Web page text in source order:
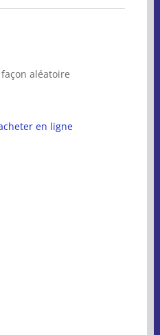
aléatoire
en ligne